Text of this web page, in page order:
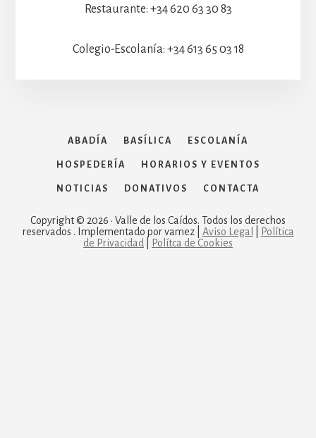
Restaurante: +34 620 63 30 83
Colegio-Escolanía: +34 613 65 03 18
ABADÍA BASÍLICA ESCOLANÍA
HOSPEDERÍA HORARIOS Y EVENTOS
NOTICIAS DONATIVOS CONTACTA
Copyright © 2026 · Valle de los Caídos. Todos los derechos
reservados . Implementado por vamez | Aviso Legal
Política
de Privacidad
Polítca de Cookies